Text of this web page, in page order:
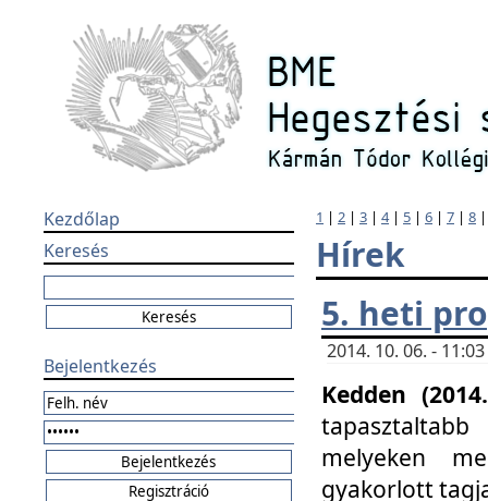
Kezdőlap
Keresés
Bejelentkezés
1 | 2 | 3 | 4| 5 | 6 | 7 | 8
Hírek
5. heti
2014. 10. 06. -
Kedden
melyeken
gyakorlott